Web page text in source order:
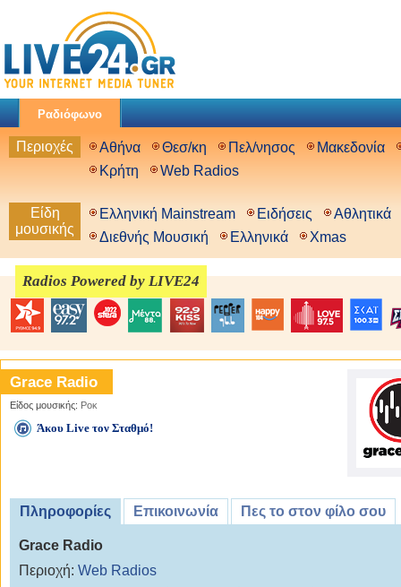
Ραδιόφωνο
Περιοχές Αθήνα Θεσ/κη Πελ/νησος
Μακεδονία
Κρήτη
Web Radios
Είδη
μουσικής
Ελληνική Mainstream Ειδήσεις
Αθλητικά
Διεθνής Μουσική
Ελληνικά Xmas
Radios Powered by LIVE24
Grace Radio
Είδος μουσικής: Ροκ
Άκου Live τον Σταθμό!
Πληροφορίες Επικοινωνία Πες το στον φίλο σου
Grace Radio
Περιοχή: Web Radios